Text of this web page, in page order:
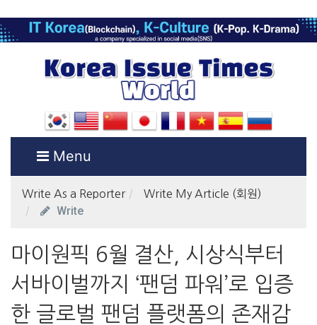
Menu
Write As a Reporter Write My Article (회원)
Write
마이원픽 6월 결산, 시상식부터
서바이벌까지 ‘팬덤 파워’로 입증
한 글로벌 팬덤 플랫폼의 존재감